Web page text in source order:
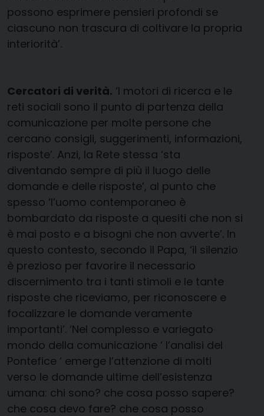
possono esprimere pensieri profondi se
ciascuno non trascura di coltivare la propria
interiorità’.
Cercatori di verità. ‘I motori di ricerca e le
reti sociali sono il punto di partenza della
comunicazione per molte persone che
cercano consigli, suggerimenti, informazioni,
risposte’. Anzi, la Rete stessa ‘sta
diventando sempre di più il luogo delle
domande e delle risposte’, al punto che
spesso ‘l’uomo contemporaneo è
bombardato da risposte a quesiti che non si
è mai posto e a bisogni che non avverte’. In
questo contesto, secondo il Papa, ‘il silenzio
è prezioso per favorire il necessario
discernimento tra i tanti stimoli e le tante
risposte che riceviamo, per riconoscere e
focalizzare le domande veramente
importanti’. ‘Nel complesso e variegato
mondo della comunicazione ‘ l’analisi del
Pontefice ‘ emerge l’attenzione di molti
verso le domande ultime dell’esistenza
umana: chi sono? che cosa posso sapere?
che cosa devo fare? che cosa posso